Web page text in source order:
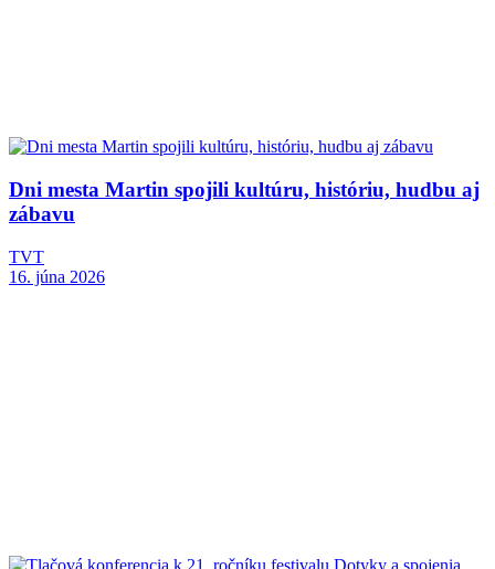
Dni mesta Martin spojili kultúru, históriu, hudbu aj
zábavu
TVT
16. júna 2026